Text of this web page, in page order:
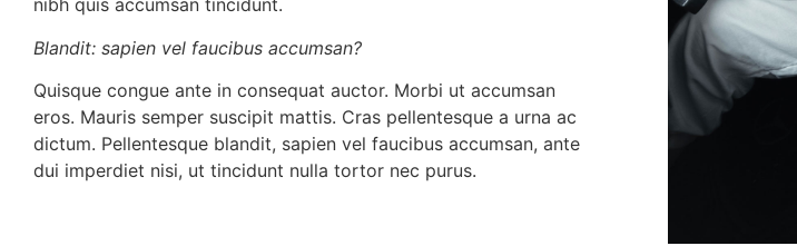
nibh quis accumsan tincidunt.
Blandit: sapien vel faucibus accumsan?
Quisque congue ante in consequat auctor. Morbi ut accumsan
eros. Mauris semper suscipit mattis. Cras pellentesque a urna ac
dictum. Pellentesque blandit, sapien vel faucibus accumsan, ante
dui imperdiet nisi, ut tincidunt nulla tortor nec purus.